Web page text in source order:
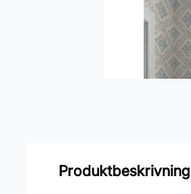
Produktbeskrivning